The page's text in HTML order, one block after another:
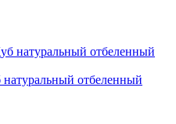
отбеленный